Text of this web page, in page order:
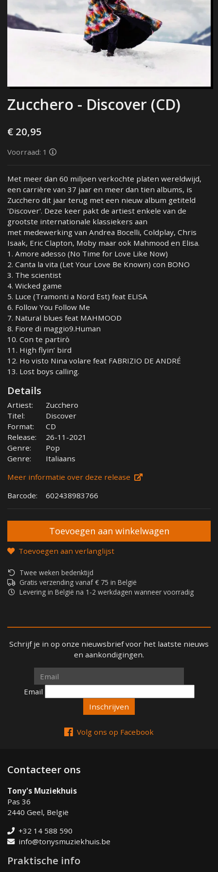
Zucchero - Discover (CD)
€ 20,95
Voorraad: 1
Met meer dan 60 miljoen verkochte platen wereldwijd,
een carrière van 37 jaar en meer dan tien albums, is
Zucchero dit jaar terug met een nieuw album getiteld
'Discover'. Deze keer pakt de artiest enkele van de
grootste internationale klassiekers aan
met medewerking van Andrea Bocelli, Coldplay, Chris
Isaak, Eric Clapton, Moby maar ook Mahmood en Elisa.
1. Amore adesso (No Time for Love Like Now)
2. Canta la vita (Let Your Love Be Known) con BONO
3. The scientist
4. Wicked game
5. Luce (Tramonti a Nord Est) feat ELISA
6. Follow You Follow Me
7. Natural blues feat MAHMOOD
8. Fiore di maggio9.Human
10. Con te partirò
11. High flyin’ bird
12. Ho visto Nina volare feat FABRIZIO DE ANDRÉ
13. Lost boys calling.
Details
Artiest:
Zucchero
Titel:
Discover
Format:
CD
Release:
26-11-2021
Genre:
Pop
Genre:
Italiaans
Meer informatie over deze release
Barcode:
602438983766
Toevoegen aan verlanglijst
Twee weken bedenktijd
Gratis verzending vanaf € 75 in België
Levering in België na 1-2 werkdagen wanneer voorradig
Schrijf je in op onze nieuwsbrief voor het laatste nieuws
en aankondigingen.
Email
Email
Volg ons op Facebook
Contacteer ons
Tony's Muziekhuis
Pas 36
2440 Geel, België
+32 14 588 590
info@tonysmuziekhuis.be
Praktische info